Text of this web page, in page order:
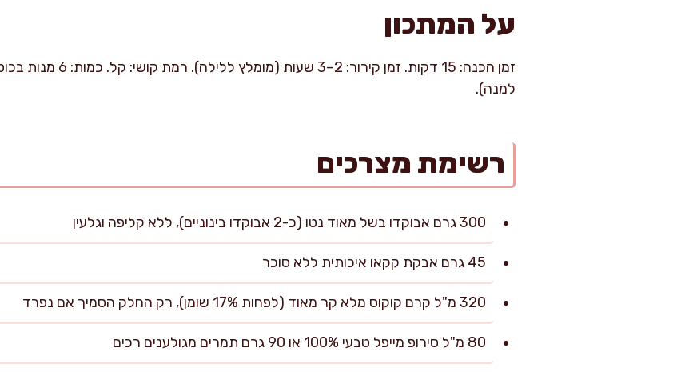
על המתכון
למנה).
רשימת מצרכים
300 גרם אבוקדו בשל מאוד נטו (כ-2 אבוקדו בינוניים), ללא קליפה וגלעין
45 גרם אבקת קקאו איכותית ללא סוכר
320 מ"ל קרם קוקוס מלא קר מאוד (לפחות 17% שומן), רק החלק הסמיך אם נפרד
80 מ"ל סירופ מייפל טבעי 100% או 90 גרם תמרים מגולענים רכים